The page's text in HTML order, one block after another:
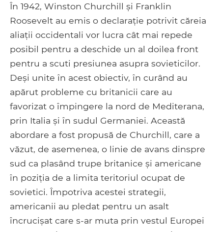
În 1942, Winston Churchill și Franklin
Roosevelt au emis o declarație potrivit căreia
aliații occidentali vor lucra cât mai repede
posibil pentru a deschide un al doilea front
pentru a scuti presiunea asupra sovieticilor.
Deși unite în acest obiectiv, în curând au
apărut probleme cu britanicii care au
favorizat o împingere la nord de Mediterana,
prin Italia și în sudul Germaniei. Această
abordare a fost propusă de Churchill, care a
văzut, de asemenea, o linie de avans dinspre
sud ca plasând trupe britanice și americane
în poziția de a limita teritoriul ocupat de
sovietici. Împotriva acestei strategii,
americanii au pledat pentru un asalt
încrucișat care s-ar muta prin vestul Europei